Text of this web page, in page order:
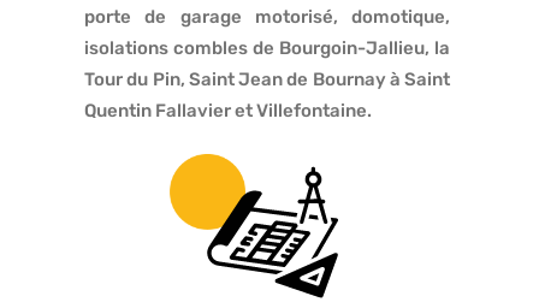
porte de garage motorisé, domotique,
isolations combles de Bourgoin-Jallieu, la
Tour du Pin, Saint Jean de Bournay à Saint
Quentin Fallavier et Villefontaine.